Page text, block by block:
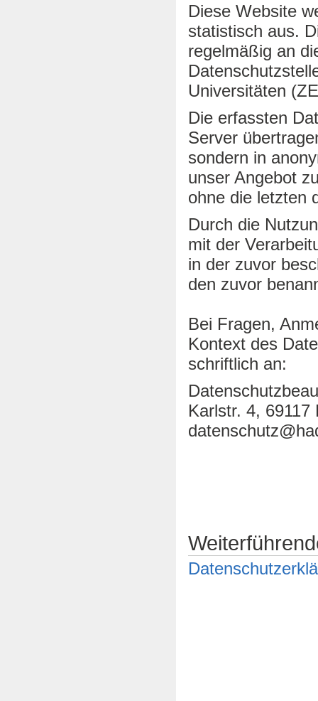
Diese Website
statistisch aus.
regelmäßig an
Universitäten
Die erfassten
Server
sondern in
unser Angebot
ohne die letzten
Durch die
mit der
in der zuvor
den zuvor
Bei Fragen,
Kontext des
schriftlich an:
Karlstr. 4, 69117